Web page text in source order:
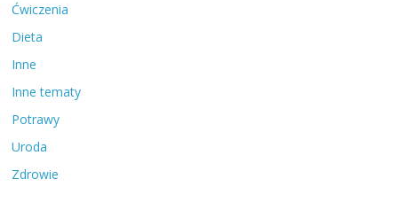
Ćwiczenia
Dieta
Inne
Inne tematy
Potrawy
Uroda
Zdrowie